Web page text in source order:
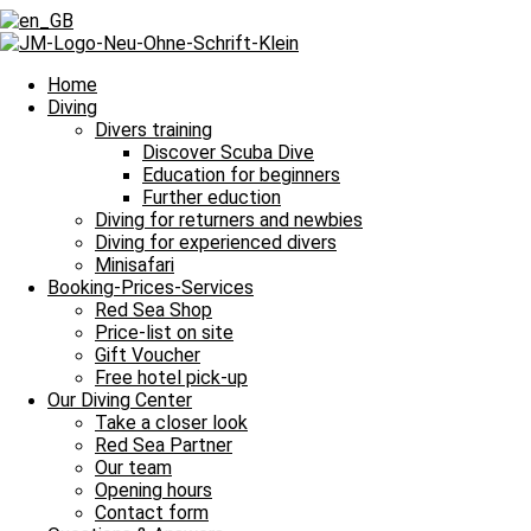
Home
Diving
Divers training
Discover Scuba Dive
Education for beginners
Further eduction
Diving for returners and newbies
Diving for experienced divers
Minisafari
Booking-Prices-Services
Red Sea Shop
Price-list on site
Gift Voucher
Free hotel pick-up
Our Diving Center
Take a closer look
Red Sea Partner
Our team
Opening hours
Contact form
Prev Voriger
NächsterUnsere Wochenrundschau aus Hurghada
dieses
noch
einen
Tauchurlaub
Hurghada
geplant?